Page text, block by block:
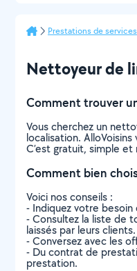
Prestations de services
Nettoyeur de
Comment trouver
Vous cherchez un
localisation.
C’est gratuit, simple
Comment bien
Voici nos conseils :
- Indiquez votre
- Consultez la liste de
laissés par leurs clients.
- Conversez avec les
- Du contrat de
prestation.